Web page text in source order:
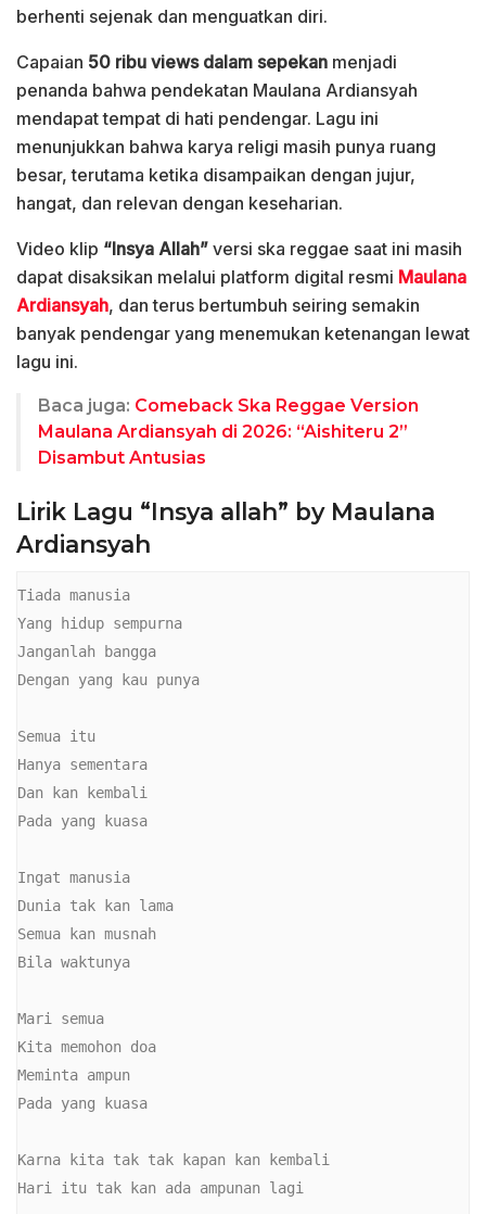
berhenti sejenak dan menguatkan diri.
Capaian 50 ribu views dalam sepekan menjadi
penanda bahwa pendekatan Maulana Ardiansyah
mendapat tempat di hati pendengar. Lagu ini
menunjukkan bahwa karya religi masih punya ruang
besar, terutama ketika disampaikan dengan jujur,
hangat, dan relevan dengan keseharian.
Video klip “Insya Allah” versi ska reggae saat ini masih
dapat disaksikan melalui platform digital resmi Maulana
Ardiansyah, dan terus bertumbuh seiring semakin
banyak pendengar yang menemukan ketenangan lewat
lagu ini.
Baca juga: Comeback Ska Reggae Version
Maulana Ardiansyah di 2026: “Aishiteru 2”
Disambut Antusias
Lirik Lagu “Insya allah” by Maulana
Ardiansyah
Tiada manusia
Yang hidup sempurna
Janganlah bangga
Dengan yang kau punya
Semua itu
Hanya sementara
Dan kan kembali
Pada yang kuasa
Ingat manusia
Dunia tak kan lama
Semua kan musnah
Bila waktunya
Mari semua
Kita memohon doa
Meminta ampun
Pada yang kuasa
Karna kita tak tak kapan kan kembali
Hari itu tak kan ada ampunan lagi